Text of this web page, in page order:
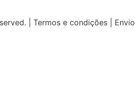
| Termos e condições | Envio